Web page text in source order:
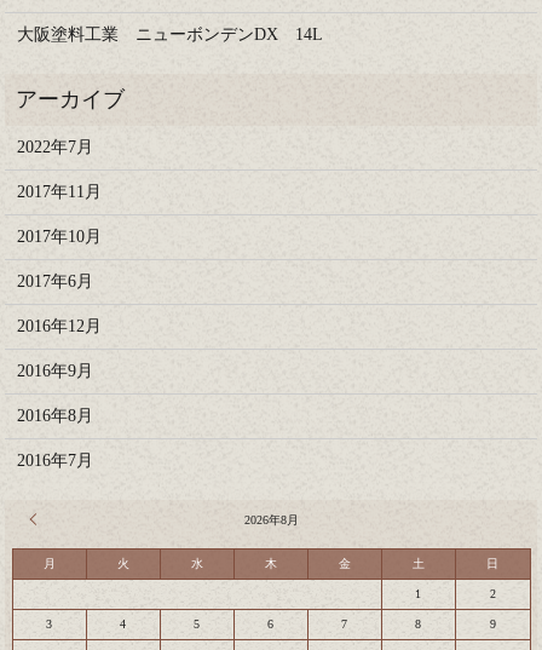
大阪塗料工業 ニューボンデンDX 14L
2022年7月
2017年11月
2017年10月
2017年6月
2016年12月
2016年9月
2016年8月
2016年7月
2026年8月
月 火 水 木 金 土 日
1 2
3 4 5 6 7 8 9